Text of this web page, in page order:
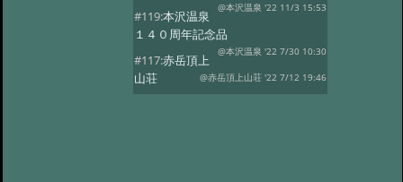
@本沢温泉 '22 11/3 15:53
#119:本沢温泉
１４０周年記念品
@本沢温泉 '22 7/30 10:30
#117:赤岳頂上
山荘
@赤岳頂上山荘 '22 7/12 19:46